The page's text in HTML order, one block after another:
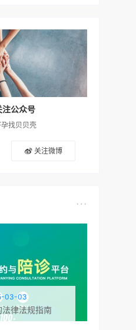
注公众号
找贝贝壳
关注微博
03-03
律法规指南